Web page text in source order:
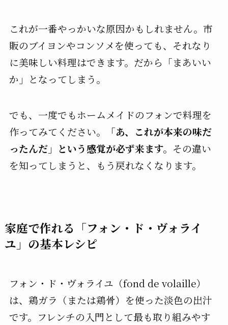
これが一番やっかいな原因かもしれません。市
販のブイヨンやコンソメを使っても、それなり
に美味しい料理はできます。だから「まあいい
か」となってしまう。
でも、一度でもホームメイドのフォンで料理を
作ってみてください。
「あ、これが本来の味だ
ったんだ」という感覚が必ず来ます。 その違い
を知ってしまうと、もう戻れなくなります。
家庭で作れる「フォン・ド・ヴォライ
ユ」の基本レシピ
フォン・ド・ヴォライユ（fond de volaille）
は、鶏ガラ（または鶏骨）を使った淡色の出汁
です。フレンチの入門として最も取り組みやす